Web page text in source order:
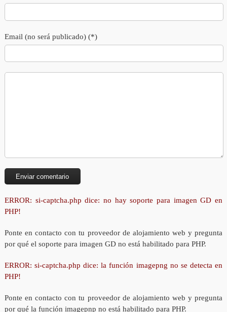
Email (no será publicado) (*)
ERROR: si-captcha.php dice: no hay soporte para imagen GD en
PHP!
Ponte en contacto con tu proveedor de alojamiento web y pregunta
por qué el soporte para imagen GD no está habilitado para PHP.
ERROR: si-captcha.php dice: la función imagepng no se detecta en
PHP!
Ponte en contacto con tu proveedor de alojamiento web y pregunta
por qué la función imagepnp no está habilitado para PHP.